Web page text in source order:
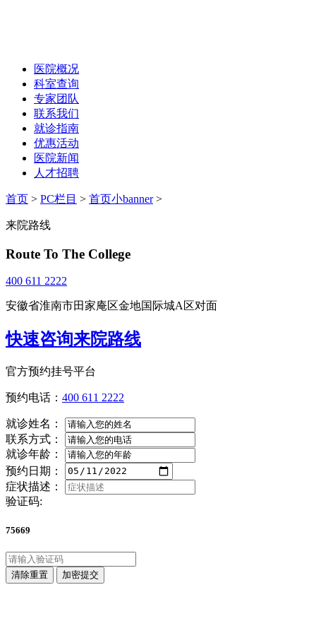
医院概况
科室查询
专家团队
联系我们
就诊指南
优惠活动
医院新闻
人才招聘
首页 > PC栏目 > 首页小banner>
来院路线
Route To The College
400 611 2222
安徽省淮南市田家庵区金地国际城A区对面
快速咨询来院路线
官方预约挂号平台
预约电话： 400 611 2222
就诊姓名：
联系方式：
就诊年龄：
预约日期：
症状描述：
验证码:
75669
清除重置 加密提交